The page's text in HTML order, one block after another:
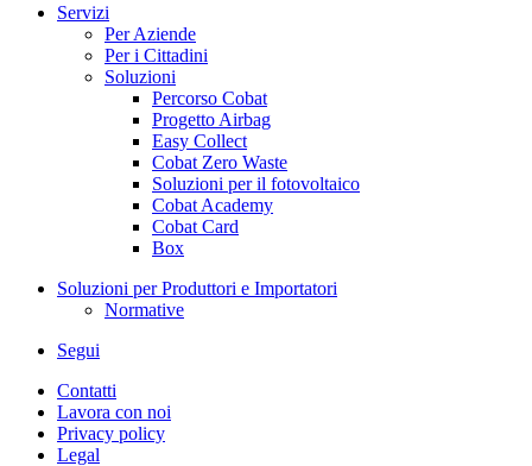
Servizi
Per Aziende
Per i Cittadini
Soluzioni
Percorso Cobat
Progetto Airbag
Easy Collect
Cobat Zero Waste
Soluzioni per il fotovoltaico
Cobat Academy
Cobat Card
Box
Soluzioni per Produttori e Importatori
Normative
Segui
Contatti
Lavora con noi
Privacy policy
Legal